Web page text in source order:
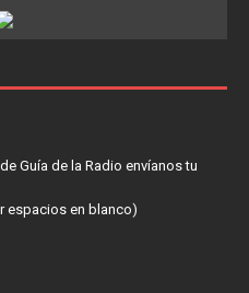
Guía de la Radio envíanos tu
espacios en blanco)